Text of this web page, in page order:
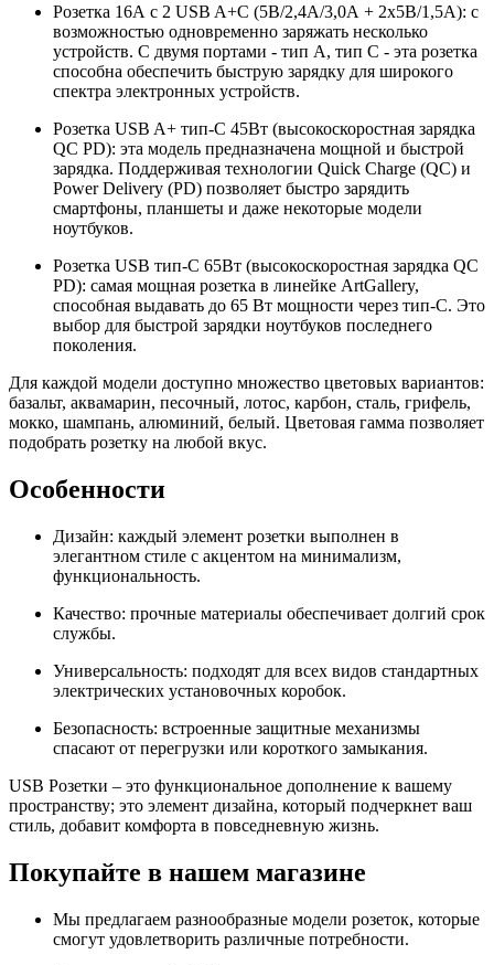
Розетка 16А с 2 USB A+C (5В/2,4А/3,0А + 2х5В/1,5А): с
возможностью одновременно заряжать несколько
устройств. С двумя портами - тип A, тип C - эта розетка
способна обеспечить быструю зарядку для широкого
спектра электронных устройств.
Розетка USB A+ тип-C 45Вт (высокоскоростная зарядка
QC PD): эта модель предназначена мощной и быстрой
зарядка. Поддерживая технологии Quick Charge (QC) и
Power Delivery (PD) позволяет быстро зарядить
смартфоны, планшеты и даже некоторые модели
ноутбуков.
Розетка USB тип-С 65Вт (высокоскоростная зарядка QC
PD): самая мощная розетка в линейке ArtGallery,
способная выдавать до 65 Вт мощности через тип-C. Это
выбор для быстрой зарядки ноутбуков последнего
поколения.
Для каждой модели доступно множество цветовых вариантов:
базальт, аквамарин, песочный, лотос, карбон, сталь, грифель,
мокко, шампань, алюминий, белый. Цветовая гамма позволяет
подобрать розетку на любой вкус.
Особенности
Дизайн: каждый элемент розетки выполнен в
элегантном стиле с акцентом на минимализм,
функциональность.
Качество: прочные материалы обеспечивает долгий срок
службы.
Универсальность: подходят для всех видов стандартных
электрических установочных коробок.
Безопасность: встроенные защитные механизмы
спасают от перегрузки или короткого замыкания.
USB Розетки – это функциональное дополнение к вашему
пространству; это элемент дизайна, который подчеркнет ваш
стиль, добавит комфорта в повседневную жизнь.
Покупайте в нашем магазине
Мы предлагаем разнообразные модели розеток, которые
смогут удовлетворить различные потребности.